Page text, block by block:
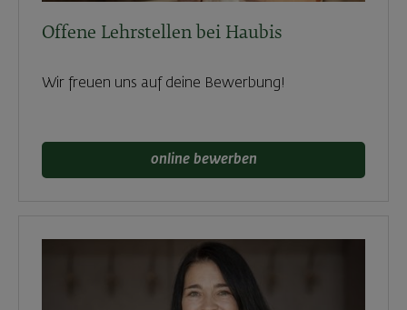
Offene Lehrstellen bei Haubis
Wir freuen uns auf deine Bewerbung!
online bewerben